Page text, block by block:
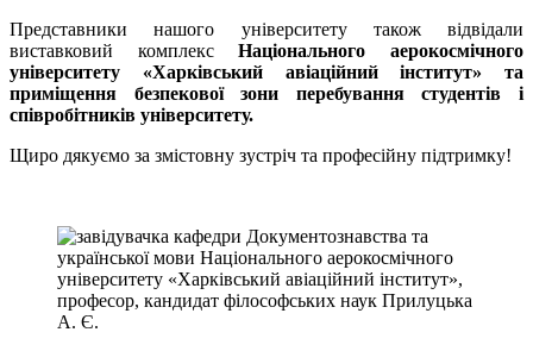
Представники нашого університету також відвідали
виставковий комплексНаціонального аерокосмічного
університету «Харківський авіаційний інститут» та
приміщення безпекової зони перебування студентів і
співробітників університету.
Щиро дякуємо за змістовну зустріч та професійну підтримку!